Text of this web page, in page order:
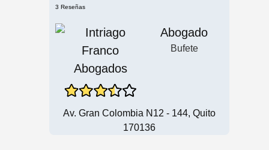
3 Reseñas
Abogado
Bufete
Av. Gran Colombia N12 - 144, Quito
170136